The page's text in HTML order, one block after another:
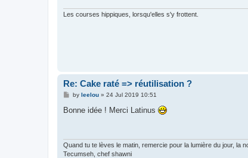
Les courses hippiques, lorsqu'elles s'y frottent.
Re: Cake raté => réutilisation ?
P
s
by leelou» 24 Jul 2019 10:51
Bonne idée ! Merci Latinus
Quand tu te lèves le matin, remercie pour la lumière du jour, la
Tecumseh, chef shawni